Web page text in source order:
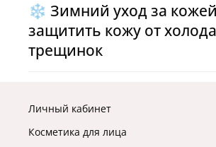
❄️ Зимний уход за кожей
защитить кожу от
трещинок
Личный кабинет
Косметика для лица